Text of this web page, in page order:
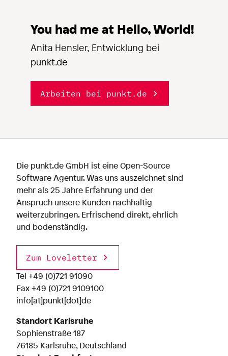
You had me at Hello, World!
Anita Hensler, Entwicklung bei
punkt.de
Arbeiten bei punkt.de
Die punkt.de GmbH ist eine Open-Source
Software Agentur. Was uns auszeichnet sind
mehr als 25 Jahre Erfahrung und der
Anspruch unsere Kunden nachhaltig
weiterzubringen. Erfrischend direkt, ehrlich
und bodenständig.
Zum Loveletter
Tel +49 (0)721 91090
Fax +49 (0)721 9109100
info[at]punkt[dot]de
Standort Karlsruhe
Sophienstraße 187
76185 Karlsruhe, Deutschland